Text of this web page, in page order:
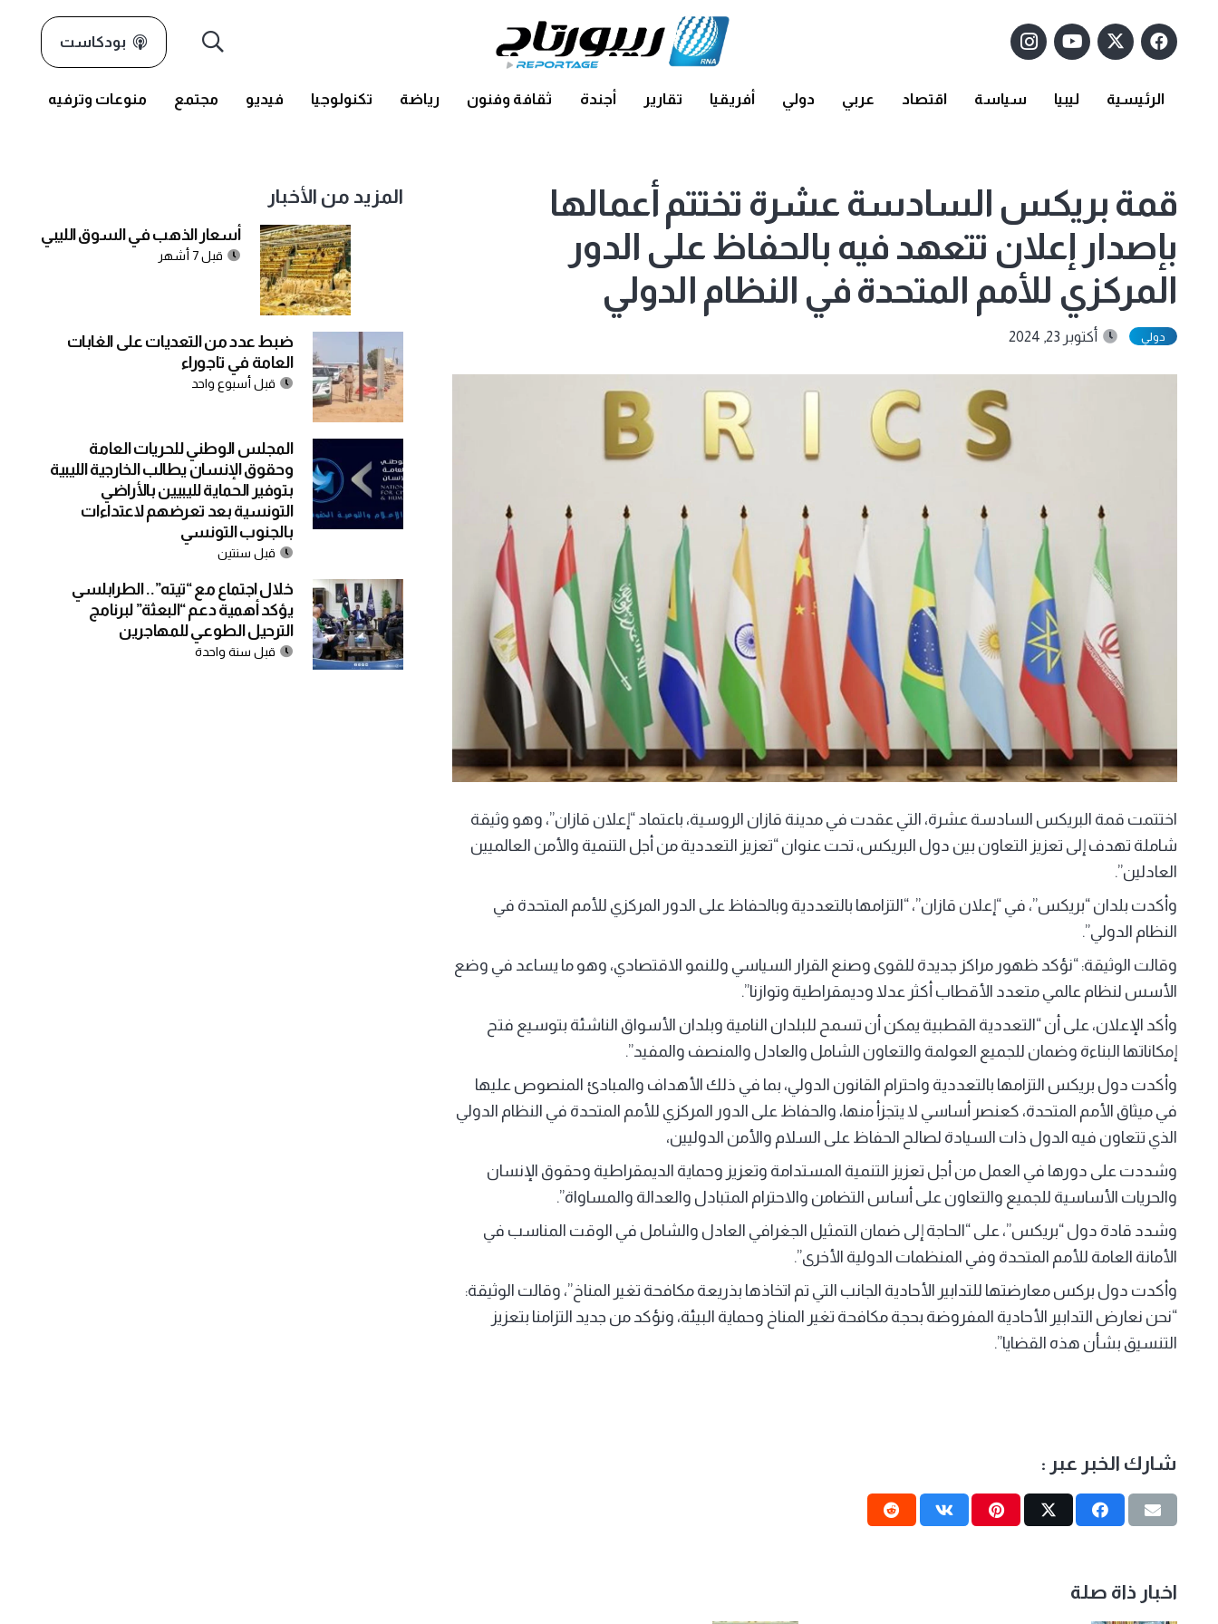
بودكاست
الرئيسية ليبيا سياسة اقتصاد عربي دولي أفريقيا تقارير أجندة ثقافة وفنون رياضة تكنولوجيا فيديو مجتمع منوعات وترفيه
قمة بريكس السادسة عشرة تختتم أعمالها
بإصدار إعلان تتعهد فيه بالحفاظ على الدور
المركزي للأمم المتحدة في النظام الدولي
دولي أكتوبر 23, 2024
اختتمت قمة البريكس السادسة عشرة، التي عقدت في مدينة قازان الروسية، باعتماد “إعلان قازان”، وهو وثيقة
شاملة تهدف إلى تعزيز التعاون بين دول البريكس، تحت عنوان “تعزيز التعددية من أجل التنمية والأمن العالميين
العادلين”.
وأكدت بلدان “بريكس”، في “إعلان قازان”، “التزامها بالتعددية وبالحفاظ على الدور المركزي للأمم المتحدة في
النظام الدولي”.
وقالت الوثيقة: “نؤكد ظهور مراكز جديدة للقوى وصنع القرار السياسي وللنمو الاقتصادي، وهو ما يساعد في وضع
الأسس لنظام عالمي متعدد الأقطاب أكثر عدلا وديمقراطية وتوازنا”.
وأكد الإعلان، على أن “التعددية القطبية يمكن أن تسمح للبلدان النامية وبلدان الأسواق الناشئة بتوسيع فتح
إمكاناتها البناءة وضمان للجميع العولمة والتعاون الشامل والعادل والمنصف والمفيد”.
وأكدت دول بريكس التزامها بالتعددية واحترام القانون الدولي، بما في ذلك الأهداف والمبادئ المنصوص عليها
في ميثاق الأمم المتحدة، كعنصر أساسي لا يتجزأ منها، والحفاظ على الدور المركزي للأمم المتحدة في النظام الدولي
الذي تتعاون فيه الدول ذات السيادة لصالح الحفاظ على السلام والأمن الدوليين،
وشددت على دورها في العمل من أجل تعزيز التنمية المستدامة وتعزيز وحماية الديمقراطية وحقوق الإنسان
والحريات الأساسية للجميع والتعاون على أساس التضامن والاحترام المتبادل والعدالة والمساواة”.
وشدد قادة دول “بريكس”، على “الحاجة إلى ضمان التمثيل الجغرافي العادل والشامل في الوقت المناسب في
الأمانة العامة للأمم المتحدة وفي المنظمات الدولية الأخرى”.
وأكدت دول بركس معارضتها للتدابير الأحادية الجانب التي تم اتخاذها بذريعة مكافحة تغير المناخ”، وقالت الوثيقة:
“نحن نعارض التدابير الأحادية المفروضة بحجة مكافحة تغير المناخ وحماية البيئة، ونؤكد من جديد التزامنا بتعزيز
التنسيق بشأن هذه القضايا”.
شارك الخبر عبر :
اخبار ذاة صلة
المزيد من الأخبار
أسعار الذهب في السوق الليبي
قبل 7 أشهر
ضبط عدد من التعديات على الغابات
العامة في تاجوراء
قبل أسبوع واحد
المجلس الوطني للحريات العامة
وحقوق الإنسان يطالب الخارجية الليبية
بتوفير الحماية لليبيين بالأراضي
التونسية بعد تعرضهم لاعتداءات
بالجنوب التونسي
قبل سنتين
خلال اجتماع مع “تيته”.. الطرابلسي
يؤكد أهمية دعم “البعثة” لبرنامج
الترحيل الطوعي للمهاجرين
قبل سنة واحدة